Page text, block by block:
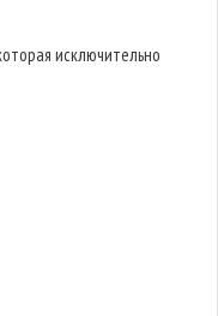
исключительно